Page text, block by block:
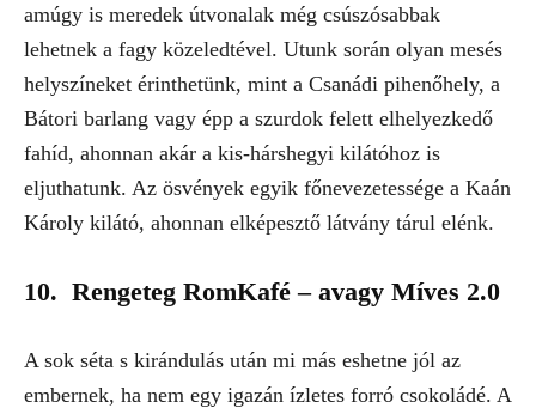
amúgy is meredek útvonalak még csúszósabbak
lehetnek a fagy közeledtével. Utunk során olyan mesés
helyszíneket érinthetünk, mint a Csanádi pihenőhely, a
Bátori barlang vagy épp a szurdok felett elhelyezkedő
fahíd, ahonnan akár a kis-hárshegyi kilátóhoz is
eljuthatunk. Az ösvények egyik főnevezetessége a Kaán
Károly kilátó, ahonnan elképesztő látvány tárul elénk.
10. Rengeteg RomKafé – avagy Míves 2.0
A sok séta s kirándulás után mi más eshetne jól az
embernek, ha nem egy igazán ízletes forró csokoládé. A